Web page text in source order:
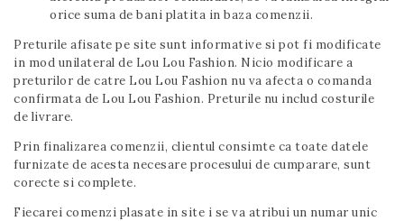
orice suma de bani platita in baza comenzii.
Preturile afisate pe site sunt informative si pot fi modificate
in mod unilateral de Lou Lou Fashion. Nicio modificare a
preturilor de catre Lou Lou Fashion nu va afecta o comanda
confirmata de Lou Lou Fashion. Preturile nu includ costurile
de livrare.
Prin finalizarea comenzii, clientul consimte ca toate datele
furnizate de acesta necesare procesului de cumparare, sunt
corecte si complete.
Fiecarei comenzi plasate in site i se va atribui un numar unic